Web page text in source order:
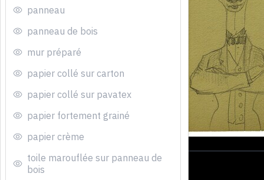
panneau
panneau de bois
mur préparé
papier collé sur carton
papier collé sur pavatex
papier fortement grainé
papier crème
toile marouflée sur panneau de
bois